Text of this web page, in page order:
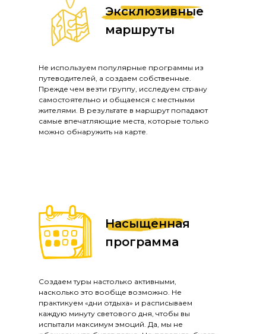
Эксклюзивные
маршруты
Не используем популярные программы из
путеводителей, а создаем собственные.
Прежде чем везти группу, исследуем страну
самостоятельно и общаемся с местными
жителями. В результате в маршрут попадают
самые впечатляющие места, которые только
можно обнаружить на карте.
Насыщенная
программа
Создаем туры настолько активными,
насколько это вообще возможно. Не
практикуем «дни отдыха» и расписываем
каждую минуту светового дня, чтобы вы
испытали максимум эмоций. Да, мы не